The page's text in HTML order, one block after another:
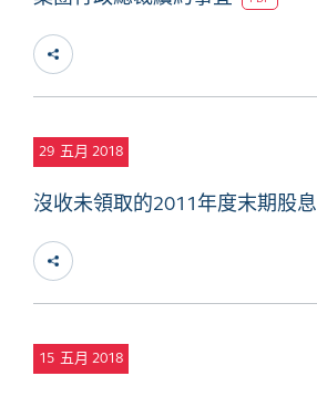
29 五月 2018
沒收未領取的2011年度末期股息
15 五月 2018